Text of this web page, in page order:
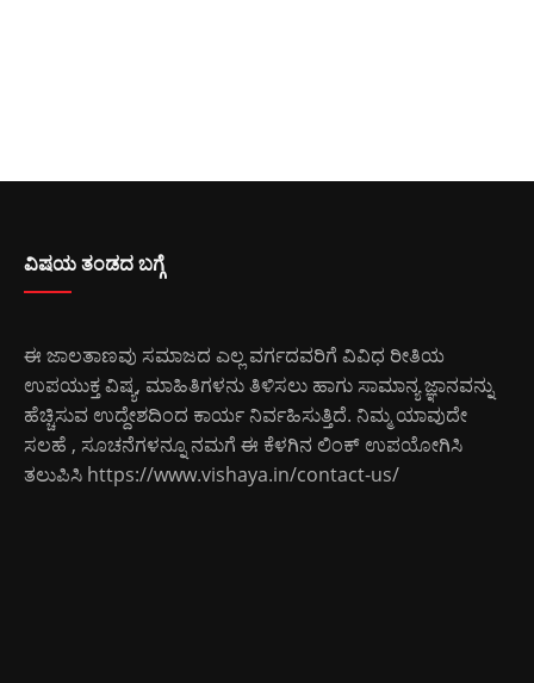
ವಿಷಯ ತಂಡದ ಬಗ್ಗೆ
ಈ ಜಾಲತಾಣವು ಸಮಾಜದ ಎಲ್ಲ ವರ್ಗದವರಿಗೆ ವಿವಿಧ ರೀತಿಯ
ಉಪಯುಕ್ತ ವಿಷ್ಯ, ಮಾಹಿತಿಗಳನು ತಿಳಿಸಲು ಹಾಗು ಸಾಮಾನ್ಯ ಜ್ಞಾನವನ್ನು
ಹೆಚ್ಚಿಸುವ ಉದ್ದೇಶದಿಂದ ಕಾರ್ಯ ನಿರ್ವಹಿಸುತ್ತಿದೆ. ನಿಮ್ಮ ಯಾವುದೇ
ಸಲಹೆ , ಸೂಚನೆಗಳನ್ನೂ ನಮಗೆ ಈ ಕೆಳಗಿನ ಲಿಂಕ್ ಉಪಯೋಗಿಸಿ
ತಲುಪಿಸಿ https://www.vishaya.in/contact-us/